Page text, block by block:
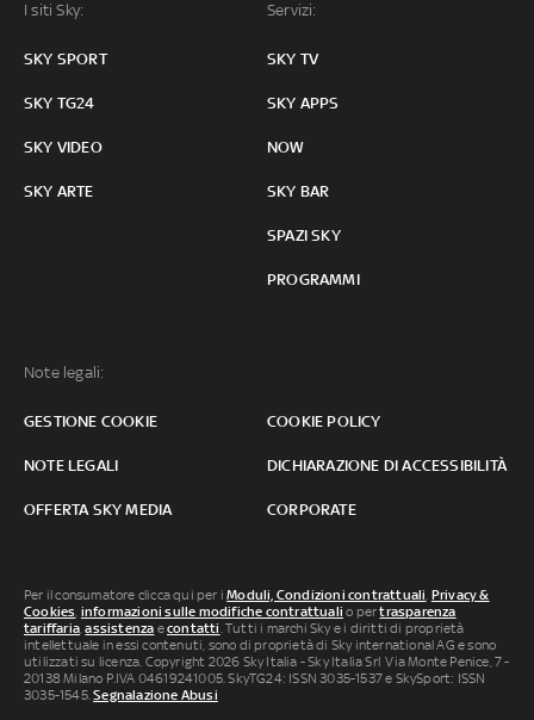
I siti Sky:
SKY SPORT
SKY TG24
SKY VIDEO
SKY ARTE
Servizi:
SKY TV
SKY APPS
NOW
SKY BAR
SPAZI SKY
PROGRAMMI
Note legali:
GESTIONE COOKIE COOKIE POLICY
NOTE LEGALI DICHIARAZIONE DI ACCESSIBILITÀ
OFFERTA SKY MEDIA CORPORATE
Per il consumatore clicca qui per iModuli, Condizioni contrattuali, Privacy &
Cookies, informazioni sulle modifiche contrattuali o pertrasparenza
tariffaria,assistenza econtatti. Tutti i marchi Sky e i diritti di proprietà
intellettuale in essi contenuti, sono di proprietà di Sky international AG e sono
utilizzati su licenza. Copyright 2026 Sky Italia - Sky Italia Srl Via Monte Penice, 7 -
20138 Milano P.IVA 04619241005. SkyTG24: ISSN 3035-1537 e SkySport: ISSN
3035-1545.Segnalazione Abusi